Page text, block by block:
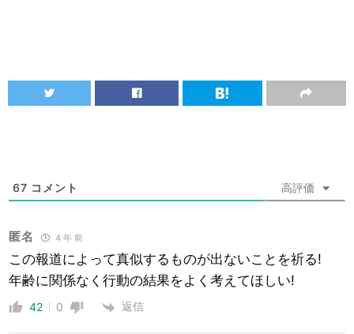
67 コメント 高評価
匿名 4 年 前
この報道によって真似するものが出ないことを祈る!
年齢に関係なく行動の結果をよく考えてほしい!
42 0 返信